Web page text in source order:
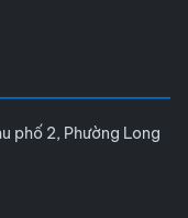
phố 2, Phường Long